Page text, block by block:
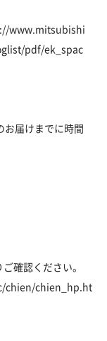
www.mitsubishi
pdf/ek_spac
お届けまでに時間
確認ください。
chien/chien_hp.ht